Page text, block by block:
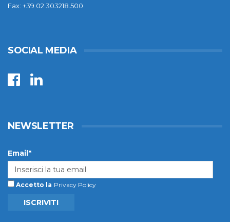
Fax: +39 02 303218.500
SOCIAL MEDIA
NEWSLETTER
Email*
Accetto la Privacy Policy
ISCRIVITI